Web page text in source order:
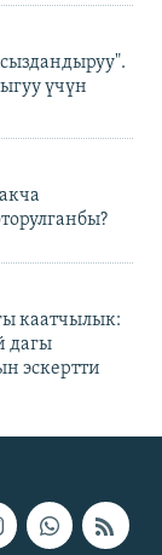
үчүн
каатчылык:
дагы
эскертти